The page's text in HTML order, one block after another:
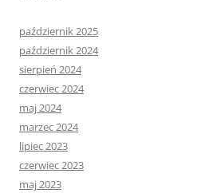
październik 2025
październik 2024
sierpień 2024
czerwiec 2024
maj 2024
marzec 2024
lipiec 2023
czerwiec 2023
maj 2023